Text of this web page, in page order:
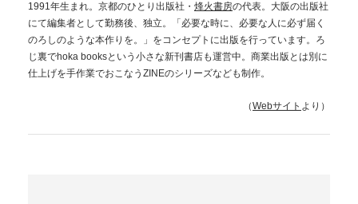
1991年生まれ。京都のひとり出版社・ 烽火書房の代表。大阪の出版社
にて編集者として勤務後、独立。「必要な時に、必要な人に必ず届く
のろしのような本作りを。」をコンセプトに出版を行っています。ろ
じ裏でhoka booksという小さな新刊書店も運営中。商業出版とは別に
仕上げを手作業でおこなうZINEのシリーズなども制作。
（Webサイト より）